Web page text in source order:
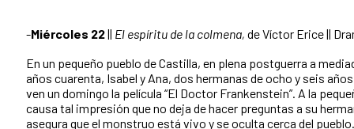
-Miércoles 22|| El espíritu de la colmena, de Víctor Erice ||
En un pequeño pueblo de Castilla, en plena postguerra a
años cuarenta, Isabel y Ana, dos hermanas de ocho y seis
ven un domingo la película “El Doctor Frankenstein”. A la
causa tal impresión que no deja de hacer preguntas a su
asegura que el monstruo está vivo y se oculta cerca del pueblo.